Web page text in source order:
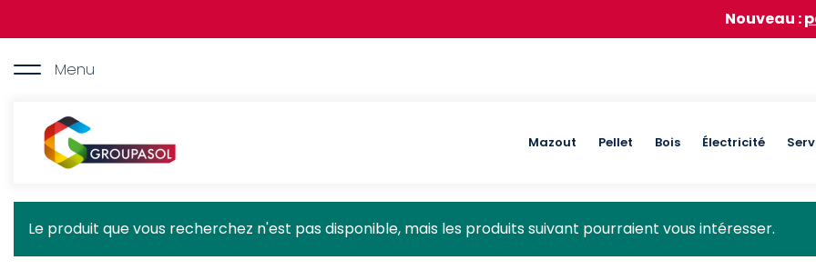
principal
participez à
Menu
Groupasol
Main
Mazout Pellet Bois Électricité
Message
d'état
Le produit que vous recherchez n'est pas disponible, mais les produits suivant pourraient vous intéresser.